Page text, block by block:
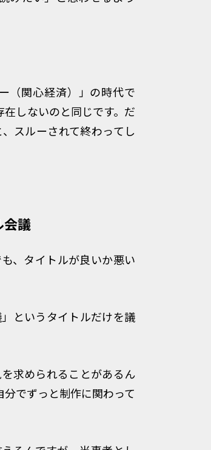
（関心経済）」の時代で
しないのと同じです。だ
スルーされて終わってし
議
、タイトルが良いか悪い
というタイトルだけを議
求められることがあるん
でずっと制作に関わって